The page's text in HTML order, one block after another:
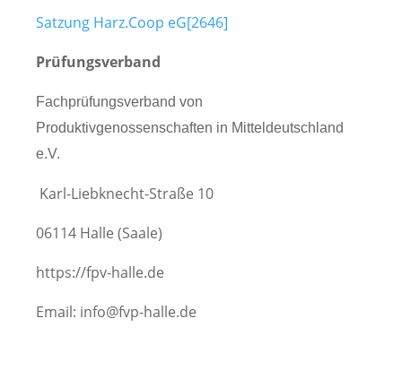
Satzung Harz.Coop eG[2646]
Prüfungsverband
Fachprüfungsverband von
Produktivgenossenschaften in Mitteldeutschland
e.V.
Karl-Liebknecht-Straße 10
06114 Halle (Saale)
https://fpv-halle.de
Email: info@fvp-halle.de